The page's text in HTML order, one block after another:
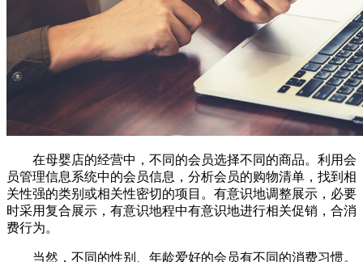
在母婴店的经营中，不同的会员选择不同的商品。利用会
员管理信息系统中的会员信息，分析会员的购物清单，找到相
关性强的类别或相关性密切的项目。有意识地调整展示，必要
时采用复合展示，有意识地程中有意识地进行相关促销，合消
费行为。
当然，不同的性别、年龄爱好的会员有不同的消费习惯。